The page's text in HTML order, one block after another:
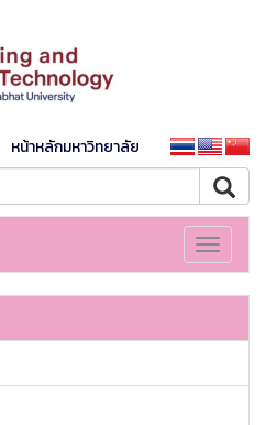
หน้าหลักมหาวิทยาลัย
Toggle